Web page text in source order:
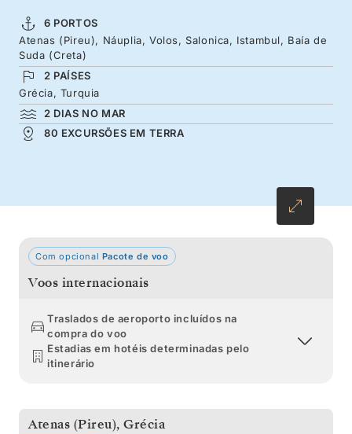
capital da Grécia e um verdadeiro cartão-
postal, para Volos, portal dos mosteiros de
Meteora, e a histórica Tessalônica. Cruze para
Istambul, que une a Europa e a Ásia, antes de
retornar para as águas gregas rumo ao antigo
vilarejo veneziano de Creta, na Baía de Souda.
6 PORTOS
Atenas (Pireu), Náuplia, Volos, Salonica, Istambul, Baía de
Suda (Creta)
2 PAÍSES
Grécia, Turquia
2 DIAS NO MAR
80 EXCURSÕES EM TERRA
Com opcional Pacote de voo
Voos internacionais
Traslados de aeroporto incluídos na
compra do voo
Estadias em hotéis determinadas pelo
itinerário
Atenas (Pireu), Grécia